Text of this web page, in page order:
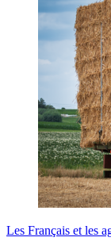
Les Français et les